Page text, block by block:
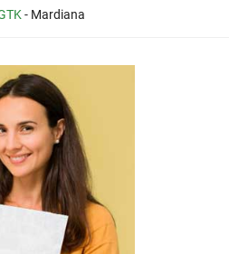
- Mardiana